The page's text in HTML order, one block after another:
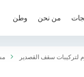
وطن من نحن
لتركيبات سقف القصدير